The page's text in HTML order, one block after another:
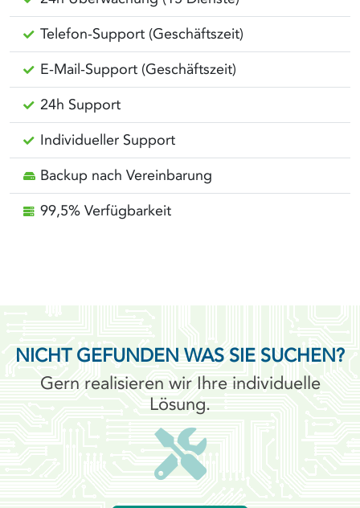
Telefon-Support (Geschäftszeit)
E-Mail-Support (Geschäftszeit)
24h Support
Individueller Support
Backup nach Vereinbarung
99,5% Verfügbarkeit
NICHT GEFUNDEN WAS SIE SUCHEN?
Gern realisieren wir Ihre individuelle
Lösung.